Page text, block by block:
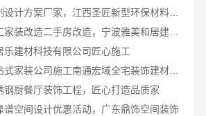
空间定制设计方案厂家，江西圣匠新型环保材料有限公司，个性化全屋整装
匠心施工家装改造二手房改造，宁波雅美和居建材科技有限公司
乐建材科技有限公司匠心施工
靠谱一站式家装公司施工南通宏域全宅装饰建材有限公司
钢厨餐厅装饰工程，匠心打造品质家
谱空间设计优惠活动，广东鼎饰空间装饰